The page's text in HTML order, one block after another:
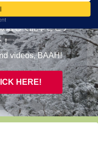
選して記事とビデ
！
videos, BAAH!
HERE!